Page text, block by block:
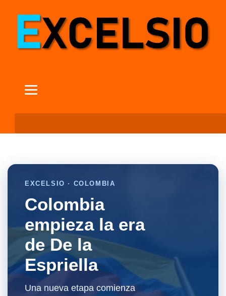
EXCELSIO · COLOMBIA
Colombia
empieza la era
de De la
Espriella
Una nueva etapa comienza